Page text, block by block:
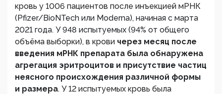
кровь у 1006 пациентов после инъекцией мРНК
(Pfizer/BioNTech или Moderna), начиная с марта
2021 года. У 948 испытуемых (94% от общего
объёма выборки), в крови через месяц после
введения мРНК препарата была обнаружена
агрегация эритроцитов и присутствие частиц
неясного происхождения различной формы
и размера. У 12 испытуемых кровь была